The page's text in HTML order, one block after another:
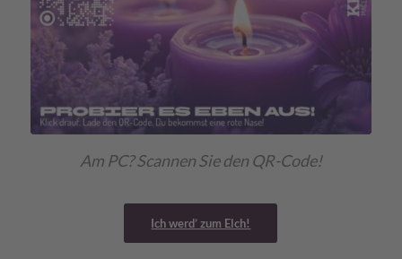
Am PC? Scannen Sie den QR-Code!
Ich werd’ zum Elch!